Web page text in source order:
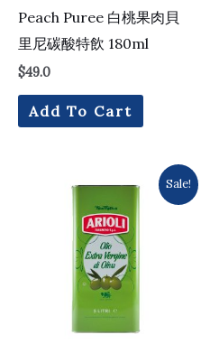
Peach Puree 白桃果肉貝
里尼碳酸特飲 180ml
$49.0
Add To Cart
Sale!
price
$730.0.
is:
$637.0.